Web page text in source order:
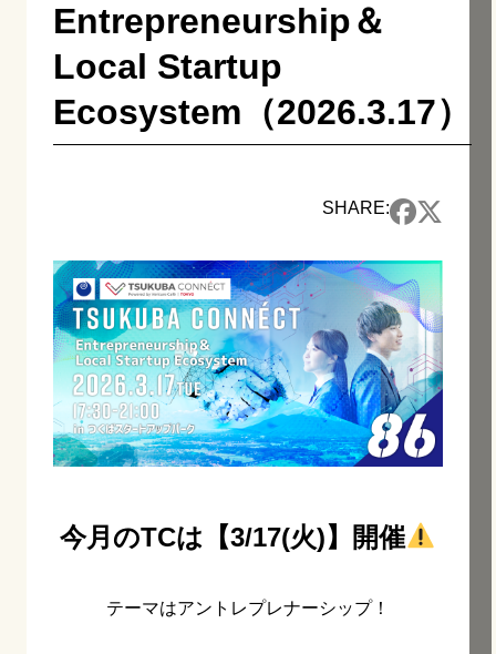
Entrepreneurship＆
Local Startup
Ecosystem（2026.3.17）
SHARE:
今月のTCは【3/17(火)】開催
テーマはアントレプレナーシップ！